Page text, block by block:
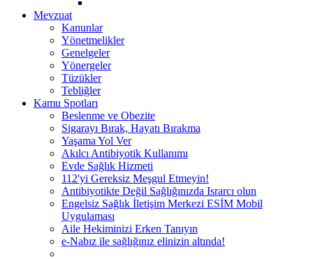
Mevzuat
Kanunlar
Yönetmelikler
Genelgeler
Yönergeler
Tüzükler
Tebliğler
Kamu Spotları
Beslenme ve Obezite
Sigarayı Bırak, Hayatı Bırakma
Yaşama Yol Ver
Akılcı Antibiyotik Kullanımı
Evde Sağlık Hizmeti
112'yi Gereksiz Meşgul Etmeyin!
Antibiyotikte Değil Sağlığınızda Israrcı olun
Engelsiz Sağlık İletişim Merkezi ESİM Mobil
Uygulaması
Aile Hekiminizi Erken Tanıyın
e-Nabız ile sağlığınız elinizin altında!